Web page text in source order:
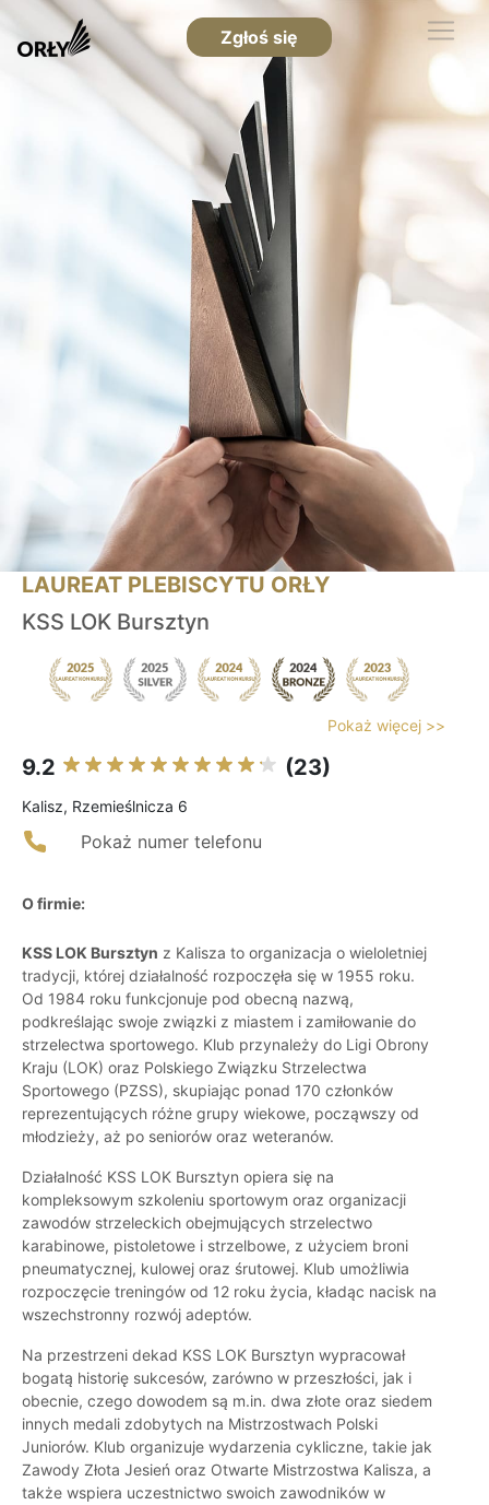
Zgłoś się
LAUREAT PLEBISCYTU ORŁY
KSS LOK Bursztyn
Pokaż więcej >>
9.2 (23)
Kalisz, Rzemieślnicza 6
Pokaż numer telefonu
O firmie:
KSS LOK Bursztyn z Kalisza to organizacja o wieloletniej
tradycji, której działalność rozpoczęła się w 1955 roku.
Od 1984 roku funkcjonuje pod obecną nazwą,
podkreślając swoje związki z miastem i zamiłowanie do
strzelectwa sportowego. Klub przynależy do Ligi Obrony
Kraju (LOK) oraz Polskiego Związku Strzelectwa
Sportowego (PZSS), skupiając ponad 170 członków
reprezentujących różne grupy wiekowe, począwszy od
młodzieży, aż po seniorów oraz weteranów.
Działalność KSS LOK Bursztyn opiera się na
kompleksowym szkoleniu sportowym oraz organizacji
zawodów strzeleckich obejmujących strzelectwo
karabinowe, pistoletowe i strzelbowe, z użyciem broni
pneumatycznej, kulowej oraz śrutowej. Klub umożliwia
rozpoczęcie treningów od 12 roku życia, kładąc nacisk na
wszechstronny rozwój adeptów.
Na przestrzeni dekad KSS LOK Bursztyn wypracował
bogatą historię sukcesów, zarówno w przeszłości, jak i
obecnie, czego dowodem są m.in. dwa złote oraz siedem
innych medali zdobytych na Mistrzostwach Polski
Juniorów. Klub organizuje wydarzenia cykliczne, takie jak
Zawody Złota Jesień oraz Otwarte Mistrzostwa Kalisza, a
także wspiera uczestnictwo swoich zawodników w